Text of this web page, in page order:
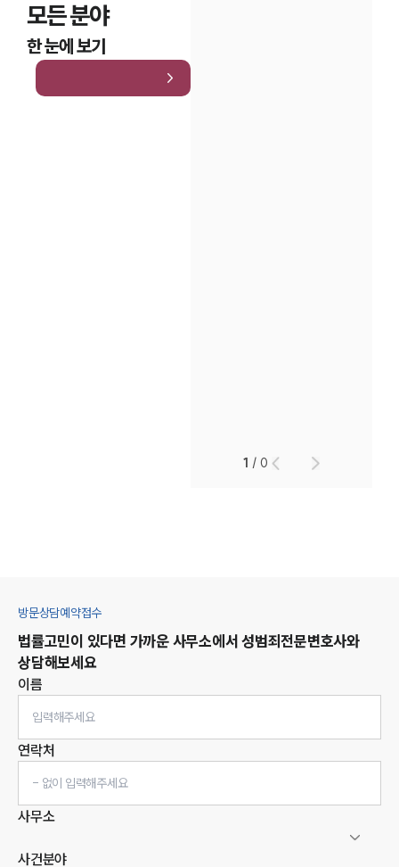
모든 분야
한 눈에 보기
1 /0
방문상담예약접수
법률고민이 있다면 가까운 사무소에서 성범죄전문변호사와
상담해보세요
이름
연락처
사무소
사건분야